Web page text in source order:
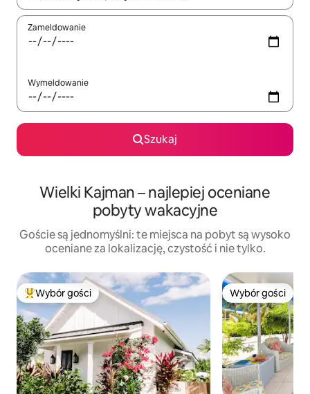
Zameldowanie
Wymeldowanie
Szukaj
Wielki Kajman – najlepiej oceniane
pobyty wakacyjne
Goście są jednomyślni: te miejsca na pobyt są wysoko
oceniane za lokalizację, czystość i nie tylko.
Najpopularniejsze z kategorii Wybór gości
Wybór gości Wybór gości
Wybór gości